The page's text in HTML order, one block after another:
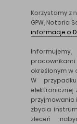
Korzystamy z
GPW, Notoria
informacje o
określonym w
W
elektronicznej
przyjmowania
zbycia
zleceń